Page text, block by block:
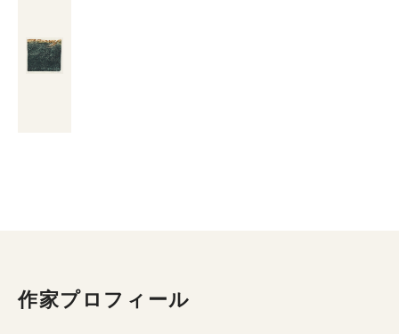
作家プロフィール